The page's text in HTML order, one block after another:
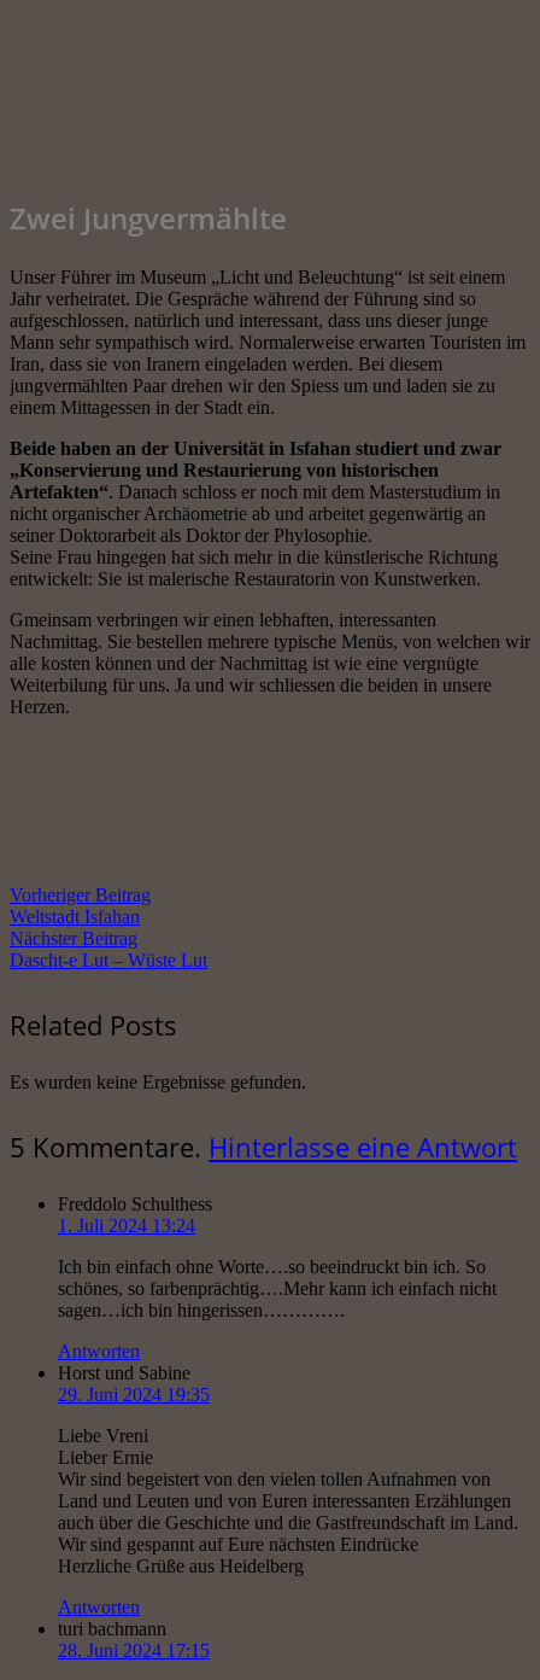
Zwei Jungvermählte
Unser Führer im Museum „Licht und Beleuchtung“ ist seit einem
Jahr verheiratet. Die Gespräche während der Führung sind so
aufgeschlossen, natürlich und interessant, dass uns dieser junge
Mann sehr sympathisch wird. Normalerweise erwarten Touristen im
Iran, dass sie von Iranern eingeladen werden. Bei diesem
jungvermählten Paar drehen wir den Spiess um und laden sie zu
einem Mittagessen in der Stadt ein.
Beide haben an der Universität in Isfahan studiert und zwar
„Konservierung und Restaurierung von historischen
Artefakten“. Danach schloss er noch mit dem Masterstudium in
nicht organischer Archäometrie ab und arbeitet gegenwärtig an
seiner Doktorarbeit als Doktor der Phylosophie.
Seine Frau hingegen hat sich mehr in die künstlerische Richtung
entwickelt: Sie ist malerische Restauratorin von Kunstwerken.
Gmeinsam verbringen wir einen lebhaften, interessanten
Nachmittag. Sie bestellen mehrere typische Menüs, von welchen wir
alle kosten können und der Nachmittag ist wie eine vergnügte
Weiterbilung für uns. Ja und wir schliessen die beiden in unsere
Herzen.
Vorheriger Beitrag
Weltstadt Isfahan
Nächster Beitrag
Dascht-e Lut – Wüste Lut
Related Posts
Es wurden keine Ergebnisse gefunden.
5 Kommentare. Hinterlasse eine Antwort
Freddolo Schulthess
1. Juli 2024 13:24
Ich bin einfach ohne Worte….so beeindruckt bin ich. So
schönes, so farbenprächtig….Mehr kann ich einfach nicht
sagen…ich bin hingerissen………….
Antworten
Horst und Sabine
29. Juni 2024 19:35
Liebe Vreni
Lieber Ernie
Wir sind begeistert von den vielen tollen Aufnahmen von
Land und Leuten und von Euren interessanten Erzählungen
auch über die Geschichte und die Gastfreundschaft im Land.
Wir sind gespannt auf Eure nächsten Eindrücke
Herzliche Grüße aus Heidelberg
Antworten
turi bachmann
28. Juni 2024 17:15